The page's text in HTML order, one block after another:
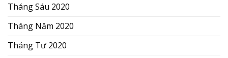
Tháng Sáu 2020
Tháng Năm 2020
Tháng Tư 2020